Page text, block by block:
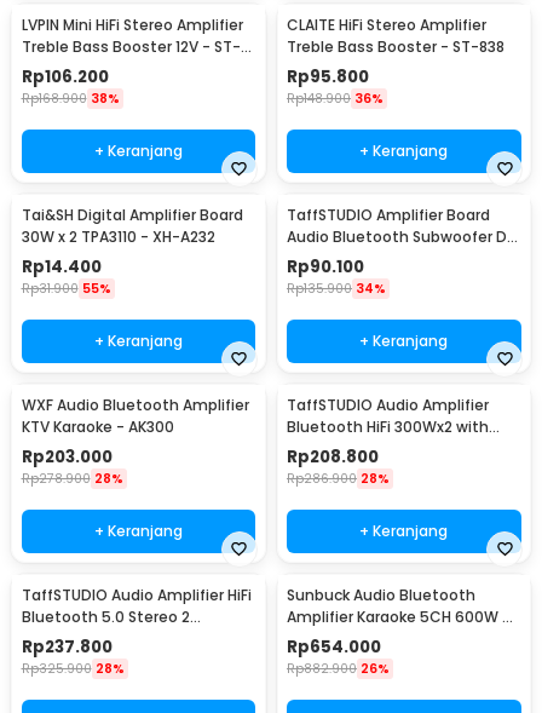
LVPIN Mini HiFi Stereo Amplifier
Treble Bass Booster 12V - ST-
838
Rp106.200
Rp168.900 38%
+ Keranjang
CLAITE HiFi Stereo Amplifier
Treble Bass Booster - ST-838
Rp95.800
Rp148.900 36%
+ Keranjang
Tai&SH Digital Amplifier Board
30W x 2 TPA3110 - XH-A232
Rp14.400
Rp31.900 55%
+ Keranjang
TaffSTUDIO Amplifier Board
Audio Bluetooth Subwoofer DIY
35W - D30K
Rp90.100
Rp135.900 34%
+ Keranjang
WXF Audio Bluetooth Amplifier
KTV Karaoke - AK300
Rp203.000
Rp278.900 28%
+ Keranjang
TaffSTUDIO Audio Amplifier
Bluetooth HiFi 300Wx2 with
Remote Control - BT-198E
Rp208.800
Rp286.900 28%
+ Keranjang
TaffSTUDIO Audio Amplifier HiFi
Bluetooth 5.0 Stereo 2
Channel 800W - BT-309A
Rp237.800
Rp325.900 28%
Sunbuck Audio Bluetooth
Amplifier Karaoke 5CH 600W -
AV-608BT
Rp654.000
Rp882.900 26%